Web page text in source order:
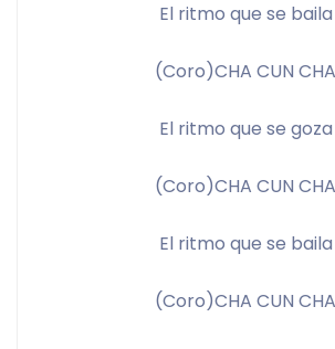
El ritmo que se baila
(Coro)CHA CUN CHA
El ritmo que se goza
(Coro)CHA CUN CHA
El ritmo que se baila
(Coro)CHA CUN CHA